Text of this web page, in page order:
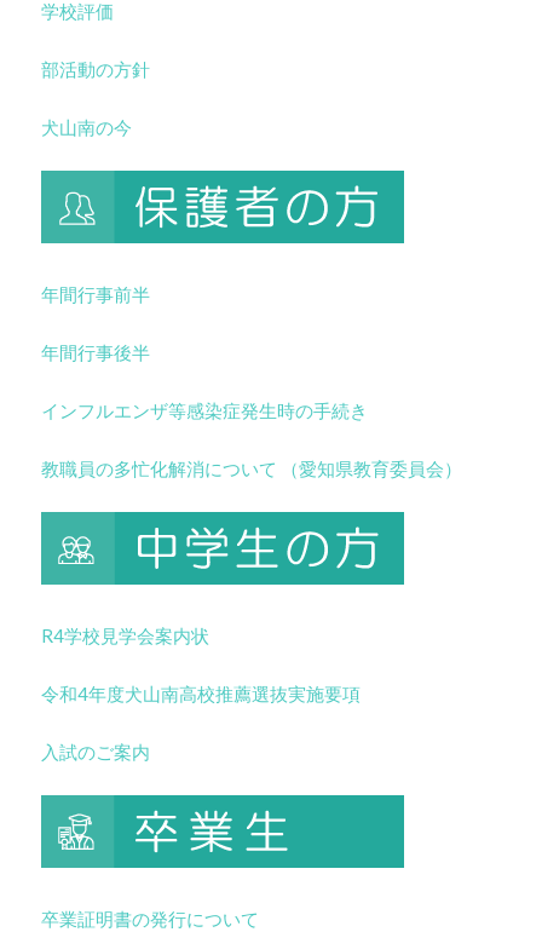
学校評価
部活動の方針
犬山南の今
年間行事前半
年間行事後半
インフルエンザ等感染症発生時の手続き
教職員の多忙化解消について （愛知県教育委員会）
R4学校見学会案内状
令和4年度犬山南高校推薦選抜実施要項
入試のご案内
卒業証明書の発行について